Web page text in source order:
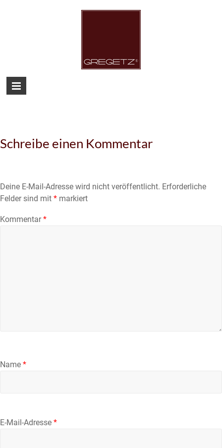
Gregetz
Just
another
Schreibe einen Kommentar
Deine E-Mail-Adresse wird nicht veröffentlicht. Erforderliche
Felder sind mit * markiert
Kommentar*
Name *
E-Mail-Adresse *